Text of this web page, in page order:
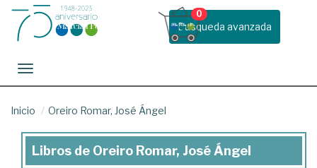
Busqueda avanzada
0
Toggle navigation
Inicio Oreiro Romar, José Ángel
Libros
Libros de Oreiro Romar, José Ángel